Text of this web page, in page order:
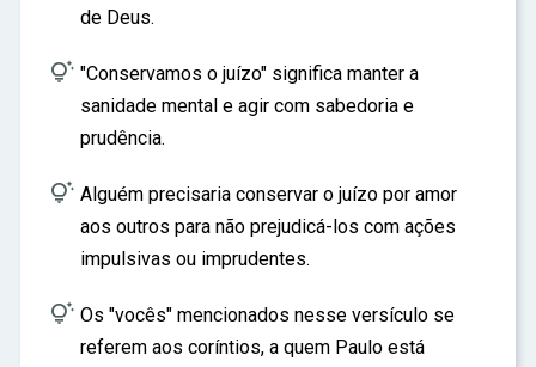
de Deus.
 "Conservamos o juízo" significa manter a
sanidade mental e agir com sabedoria e
prudência.
 Alguém precisaria conservar o juízo por amor
aos outros para não prejudicá-los com ações
impulsivas ou imprudentes.
 Os "vocês" mencionados nesse versículo se
referem aos coríntios, a quem Paulo está